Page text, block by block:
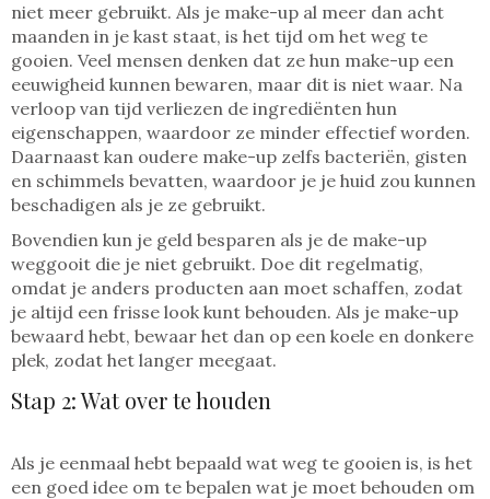
niet meer gebruikt. Als je make-up al meer dan acht
maanden in je kast staat, is het tijd om het weg te
gooien. Veel mensen denken dat ze hun make-up een
eeuwigheid kunnen bewaren, maar dit is niet waar. Na
verloop van tijd verliezen de ingrediënten hun
eigenschappen, waardoor ze minder effectief worden.
Daarnaast kan oudere make-up zelfs bacteriën, gisten
en schimmels bevatten, waardoor je je huid zou kunnen
beschadigen als je ze gebruikt.
Bovendien kun je geld besparen als je de make-up
weggooit die je niet gebruikt. Doe dit regelmatig,
omdat je anders producten aan moet schaffen, zodat
je altijd een frisse look kunt behouden. Als je make-up
bewaard hebt, bewaar het dan op een koele en donkere
plek, zodat het langer meegaat.
Stap 2: Wat over te houden
Als je eenmaal hebt bepaald wat weg te gooien is, is het
een goed idee om te bepalen wat je moet behouden om